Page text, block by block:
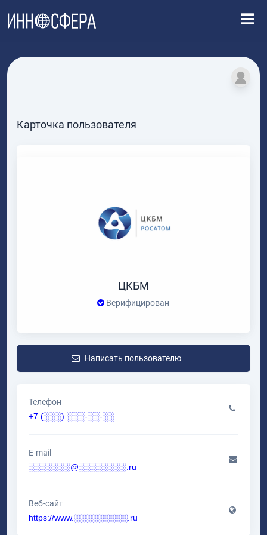
Карточка пользователя
ЦКБМ
Верифицирован
Написать пользователю
Телефон
+7 (░░░) ░░░-░░-░░
E-mail
░░░░░░░@░░░░░░░░.ru
Веб-сайт
https://www.░░░░░░░░░.ru